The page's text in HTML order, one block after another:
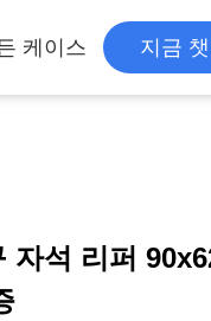
케이스 지금
자석 리퍼